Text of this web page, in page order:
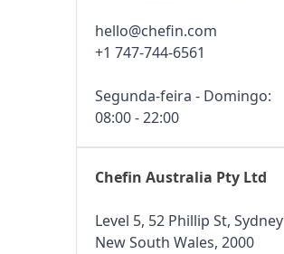
hello@chefin.com
+1 747-744-6561
Segunda-feira - Domingo:
08:00 - 22:00
Chefin Australia Pty Ltd
Level 5, 52 Phillip St, Sydney
New South Wales, 2000